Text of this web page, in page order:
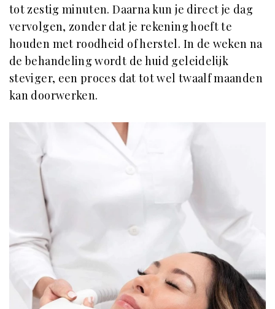
tot zestig minuten. Daarna kun je direct je dag
vervolgen, zonder dat je rekening hoeft te
houden met roodheid of herstel. In de weken na
de behandeling wordt de huid geleidelijk
steviger, een proces dat tot wel twaalf maanden
kan doorwerken.